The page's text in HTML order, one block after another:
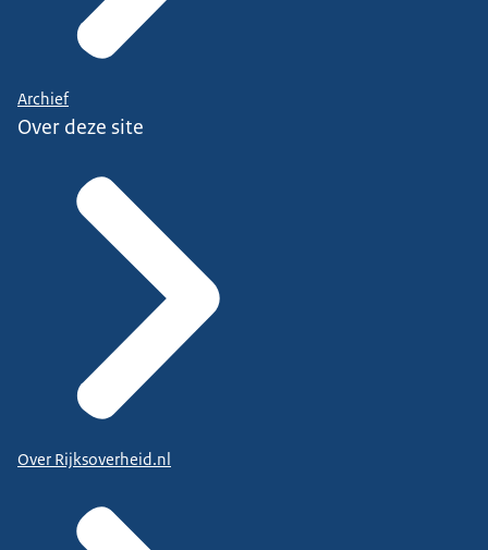
Archief
Over deze site
Over Rijksoverheid.nl